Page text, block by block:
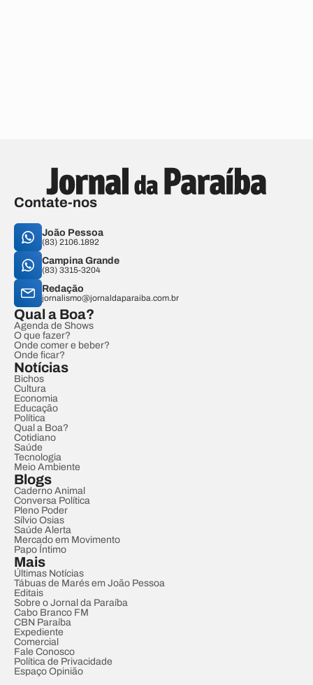
Contate-nos
João Pessoa
(83) 2106.1892
Campina Grande
(83) 3315-3204
Redação
jornalismo@jornaldaparaiba.com.br
Qual a Boa?
Agenda de Shows
O que fazer?
Onde comer e beber?
Onde ficar?
Notícias
Bichos
Cultura
Economia
Educação
Política
Qual a Boa?
Cotidiano
Saúde
Tecnologia
Meio Ambiente
Blogs
Caderno Animal
Conversa Política
Pleno Poder
Sílvio Osias
Saúde Alerta
Mercado em Movimento
Papo Íntimo
Mais
Últimas Notícias
Tábuas de Marés em João Pessoa
Editais
Sobre o Jornal da Paraíba
Cabo Branco FM
CBN Paraíba
Expediente
Comercial
Fale Conosco
Política de Privacidade
Espaço Opinião